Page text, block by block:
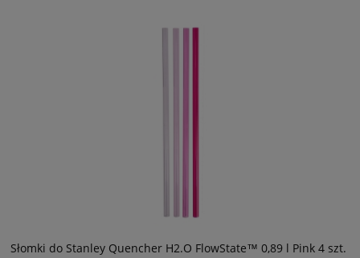
Słomki do Stanley Quencher H2.O FlowState™ 0,89 l Pink 4 szt.